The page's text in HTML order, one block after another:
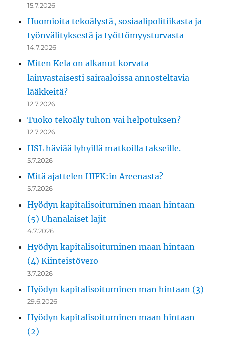
15.7.2026
Huomioita tekoälystä, sosiaalipolitiikasta ja
työnvälityksestä ja työttömyysturvasta
14.7.2026
Miten Kela on alkanut korvata
lainvastaisesti sairaaloissa annosteltavia
lääkkeitä?
12.7.2026
Tuoko tekoäly tuhon vai helpotuksen?
12.7.2026
HSL häviää lyhyillä matkoilla takseille.
5.7.2026
Mitä ajattelen HIFK:in Areenasta?
5.7.2026
Hyödyn kapitalisoituminen maan hintaan
(5) Uhanalaiset lajit
4.7.2026
Hyödyn kapitalisoituminen maan hintaan
(4) Kiinteistövero
3.7.2026
Hyödyn kapitalisoituminen man hintaan (3)
29.6.2026
Hyödyn kapitalisoituminen maan hintaan
(2)